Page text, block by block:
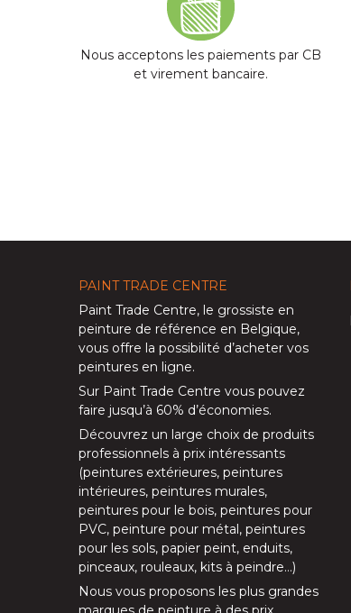
Nous acceptons les paiements par CB
et virement bancaire.
PAINT TRADE CENTRE
Paint Trade Centre, le grossiste en
peinture de référence en Belgique,
vous offre la possibilité d’acheter vos
peintures en ligne.
Sur Paint Trade Centre vous pouvez
faire jusqu’à 60% d’économies.
Découvrez un large choix de produits
professionnels à prix intéressants
(peintures extérieures, peintures
intérieures, peintures murales,
peintures pour le bois, peintures pour
PVC, peinture pour métal, peintures
pour les sols, papier peint, enduits,
pinceaux, rouleaux, kits à peindre…)
Nous vous proposons les plus grandes